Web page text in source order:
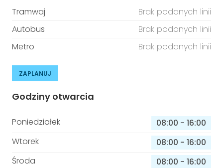
Tramwaj
Brak podanych linii
Autobus
Brak podanych linii
Metro
Brak podanych linii
ZAPLANUJ
Godziny otwarcia
Poniedziałek 08:00 - 16:00
Wtorek
08:00 - 16:00
Środa
08:00 - 16:00